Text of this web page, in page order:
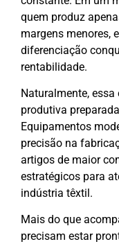
quem produz
margens menores,
diferenciação
rentabilidade.
Naturalmente,
produtiva
Equipamentos
precisão na
artigos de maior
estratégicos para
indústria têxtil.
Mais do que
precisam estar